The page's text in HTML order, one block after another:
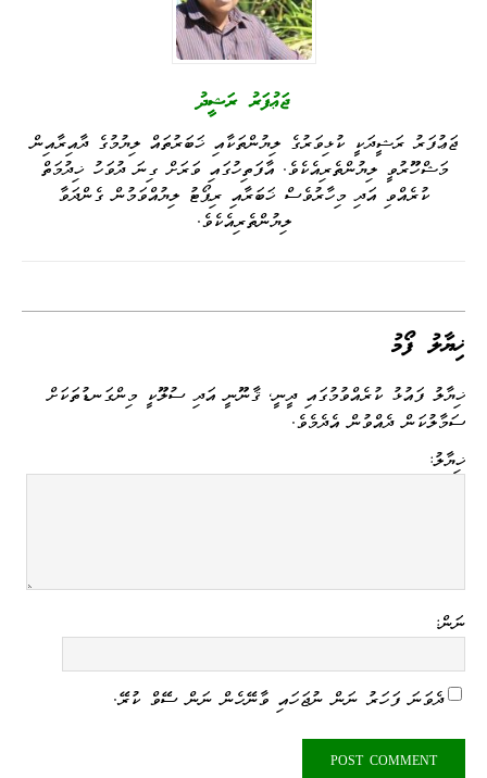
ޖަޢުފަރު ރަޝީދު
ޖަޢުފަރު ރަޝީދަކީ ކުޅިވަރުގެ ލިޔުންތަކާއި ޚަބަރުތައް ލިޔުމުގެ ދާއިރާއިން
މަޝްހޫރުވީ ލިޔުންތެރިއެކެވެ. އާފަތިހުގައި ވަރަށް ގިނަ ދުވަހު ޚިދުމަތް
ކުރެއްވި އަދި މިހާރުވެސް ޚަބަރާއި ރިޕޯޓު ލިޔުއްވަމުން ގެންދަވާ
ލިޔުންތެރިއެކެވެ.
ޚިޔާލު ފޯމު
ޚިޔާލު ފައުޅު ކުރެއްވުމުގައި ދީނީ، ޤާނޫނީ އަދި ސުލޫކީ މިންގަނޑުތަކަށް
ސަމާލުކަން ދެއްވުން އެދެމެވެ.
ޚިޔާލު:
ނަން:
ދެވަނަ ފަހަރު ނަން ނުޖަހައި ވާނޭހެން ނަން ސޭވް ކުރޭ.